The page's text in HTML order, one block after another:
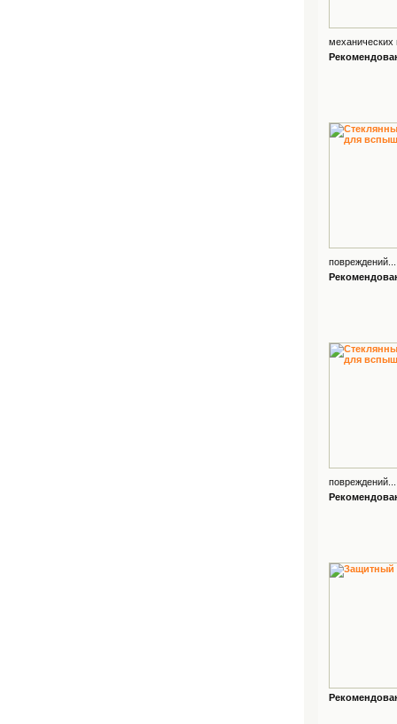
механических
повреждений...
повреждений...